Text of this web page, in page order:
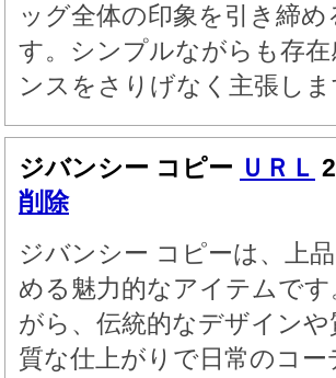
ッグ全体の印象を引き締
す。シンプルながらも存
ンスをさりげなく主張し
ジバンシー コピー ＵＲＬ
削除
ジバンシー コピーは、上
める魅力的なアイテムで
がら、伝統的なデザイン
質な仕上がりで日常のコ